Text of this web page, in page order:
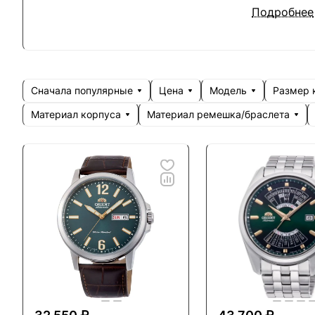
в
Orient
этом
модным
Бренд
адептов,
Подробнее
Сначала популярные Цена Модель Размер
Материал корпуса
Материал ремешка/браслета